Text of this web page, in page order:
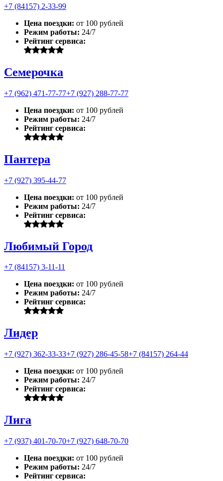
+7 (84157) 2-33-99
Цена поездки: от 100 рублей
Режим работы: 24/7
Рейтинг сервиса:
Семерочка
+7 (962) 471-77-77+7 (927) 288-77-77
Цена поездки: от 100 рублей
Режим работы: 24/7
Рейтинг сервиса:
Пантера
+7 (927) 395-44-77
Цена поездки: от 100 рублей
Режим работы: 24/7
Рейтинг сервиса:
Любимый Город
+7 (84157) 3-11-11
Цена поездки: от 100 рублей
Режим работы: 24/7
Рейтинг сервиса:
Лидер
+7 (927) 362-33-33+7 (927) 286-45-58+7 (84157) 264-44
Цена поездки: от 100 рублей
Режим работы: 24/7
Рейтинг сервиса:
Лига
+7 (937) 401-70-70+7 (927) 648-70-70
Цена поездки: от 100 рублей
Режим работы: 24/7
Рейтинг сервиса: